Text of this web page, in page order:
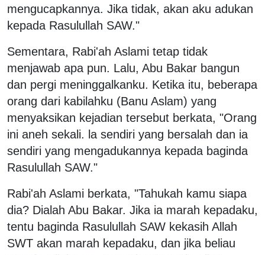
mengucapkannya. Jika tidak, akan aku adukan
kepada Rasulullah SAW."
Sementara, Rabi'ah Aslami tetap tidak
menjawab apa pun. Lalu, Abu Bakar bangun
dan pergi meninggalkanku. Ketika itu, beberapa
orang dari kabilahku (Banu Aslam) yang
menyaksikan kejadian tersebut berkata, "Orang
ini aneh sekali. la sendiri yang bersalah dan ia
sendiri yang mengadukannya kepada baginda
Rasulullah SAW."
Rabi'ah Aslami berkata, "Tahukah kamu siapa
dia? Dialah Abu Bakar. Jika ia marah kepadaku,
tentu baginda Rasulullah SAW kekasih Allah
SWT akan marah kepadaku, dan jika beliau